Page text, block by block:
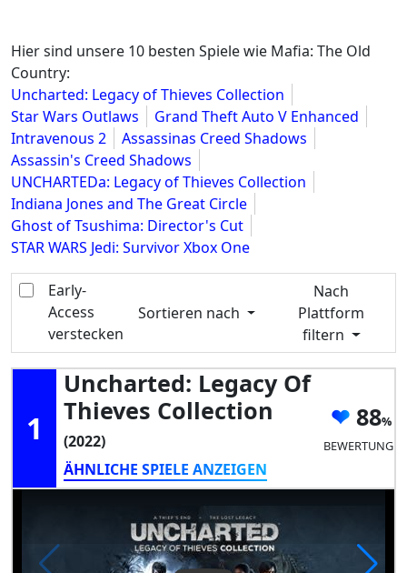
Hier sind unsere 10 besten Spiele wie Mafia: The Old
Country:
Uncharted: Legacy of Thieves Collection
Star Wars Outlaws
Grand Theft Auto V Enhanced
Intravenous 2
Assassinas Creed Shadows
Assassin's Creed Shadows
UNCHARTEDa: Legacy of Thieves Collection
Indiana Jones and The Great Circle
Ghost of Tsushima: Director's Cut
STAR WARS Jedi: Survivor Xbox One
Early-
Access
verstecken
Sortieren nach
Nach
Plattform
filtern
1
Uncharted: Legacy Of
Thieves Collection
(2022)
ÄHNLICHE SPIELE ANZEIGEN
88
BEWERTUNG